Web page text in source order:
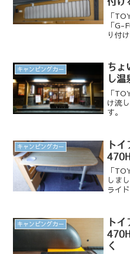
「
「G-
り付
部品
のが
ドラ
キャンピングカー
ちょ
し温
「
け流
す。
キャンピングカー
ト
「
しま
ライ
キャンピングカー
ト
く